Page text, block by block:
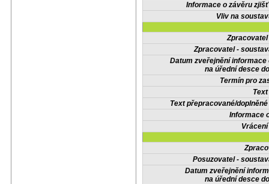
Informace o závěru
Vliv na
Zpracovatel -
Datum zveřejnění informace
na úřední desce
Termín pro
Text přepracované/
Informace
Posuzovatel -
Datum zveřejnění
na úřední desce